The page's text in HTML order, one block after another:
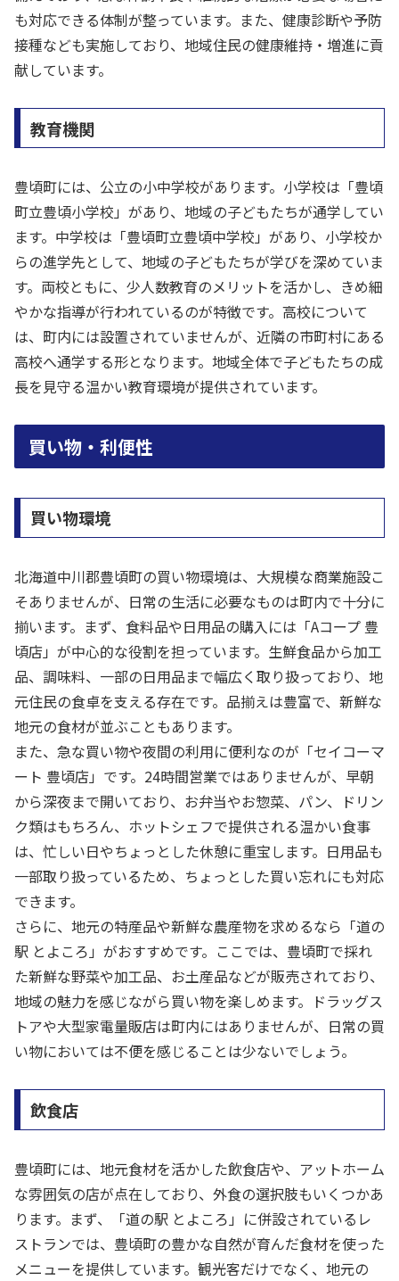
も対応できる体制が整っています。また、健康診断や予防
接種なども実施しており、地域住民の健康維持・増進に貢
献しています。
教育機関
豊頃町には、公立の小中学校があります。小学校は「豊頃
町立豊頃小学校」があり、地域の子どもたちが通学してい
ます。中学校は「豊頃町立豊頃中学校」があり、小学校か
らの進学先として、地域の子どもたちが学びを深めていま
す。両校ともに、少人数教育のメリットを活かし、きめ細
やかな指導が行われているのが特徴です。高校について
は、町内には設置されていませんが、近隣の市町村にある
高校へ通学する形となります。地域全体で子どもたちの成
長を見守る温かい教育環境が提供されています。
買い物・利便性
買い物環境
北海道中川郡豊頃町の買い物環境は、大規模な商業施設こ
そありませんが、日常の生活に必要なものは町内で十分に
揃います。まず、食料品や日用品の購入には「Aコープ 豊
頃店」が中心的な役割を担っています。生鮮食品から加工
品、調味料、一部の日用品まで幅広く取り扱っており、地
元住民の食卓を支える存在です。品揃えは豊富で、新鮮な
地元の食材が並ぶこともあります。
また、急な買い物や夜間の利用に便利なのが「セイコーマ
ート 豊頃店」です。24時間営業ではありませんが、早朝
から深夜まで開いており、お弁当やお惣菜、パン、ドリン
ク類はもちろん、ホットシェフで提供される温かい食事
は、忙しい日やちょっとした休憩に重宝します。日用品も
一部取り扱っているため、ちょっとした買い忘れにも対応
できます。
さらに、地元の特産品や新鮮な農産物を求めるなら「道の
駅 とよころ」がおすすめです。ここでは、豊頃町で採れ
た新鮮な野菜や加工品、お土産品などが販売されており、
地域の魅力を感じながら買い物を楽しめます。ドラッグス
トアや大型家電量販店は町内にはありませんが、日常の買
い物においては不便を感じることは少ないでしょう。
飲食店
豊頃町には、地元食材を活かした飲食店や、アットホーム
な雰囲気の店が点在しており、外食の選択肢もいくつかあ
ります。まず、「道の駅 とよころ」に併設されているレ
ストランでは、豊頃町の豊かな自然が育んだ食材を使った
メニューを提供しています。観光客だけでなく、地元の